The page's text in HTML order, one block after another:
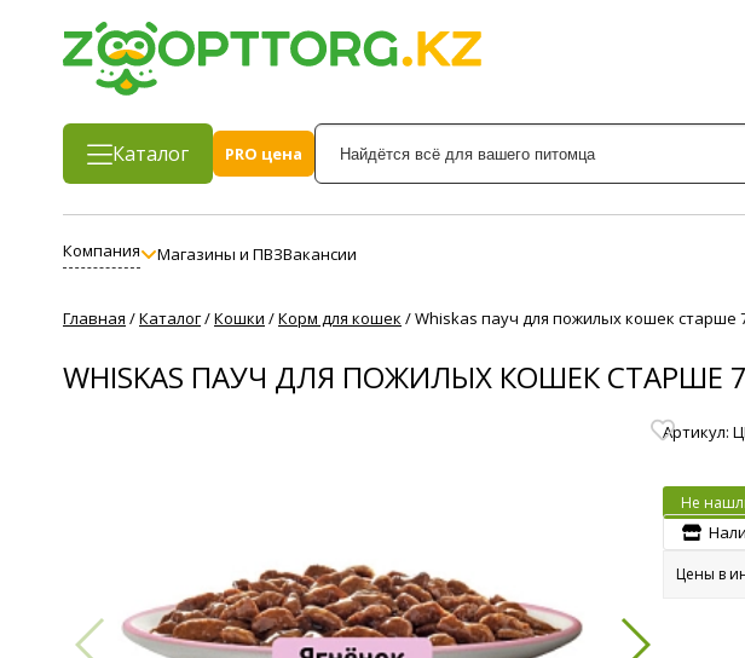
Каталог
PRO цена
Компания Магазины и ПВЗВакансии
Главная /Каталог/Кошки /Корм для кошек /Whiskas пауч для пожилых кошек старше
WHISKAS ПАУЧ ДЛЯ ПОЖИЛЫХ КОШЕК СТАРШЕ
Артикул:
Не
Цены в